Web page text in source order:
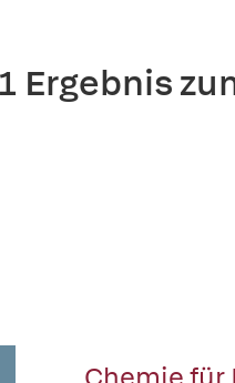
Ergebnis